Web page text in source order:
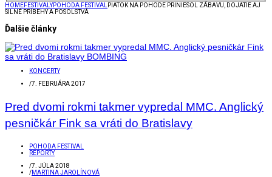
HOMEFESTIVALYPOHODA FESTIVAL
PIATOK NA POHODE PRINIESOL ZÁBAVU, DOJATIE AJ
SILNÉ PRÍBEHY A POSOLSTVÁ
Ďalšie články
KONCERTY
/7. FEBRUÁRA 2017
Pred dvomi rokmi takmer vypredal MMC. Anglický
pesničkár Fink sa vráti do Bratislavy
POHODA FESTIVAL
REPORTY
/7. JÚLA 2018
/MARTINA JAROLÍNOVÁ